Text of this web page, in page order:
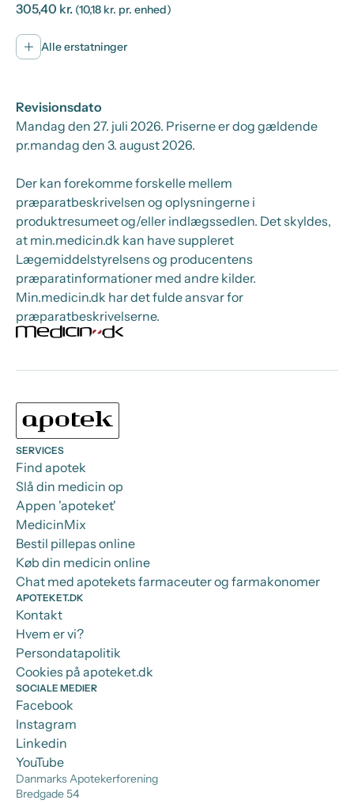
305,40 kr. (10,18 kr. pr. enhed)
Alle erstatninger
Revisionsdato
Mandag den 27. juli 2026. Priserne er dog gældende
pr.mandag den 3. august 2026.
Der kan forekomme forskelle mellem
præparatbeskrivelsen og oplysningerne i
produktresumeet og/eller indlægssedlen. Det skyldes,
at min.medicin.dk kan have suppleret
Lægemiddelstyrelsens og producentens
præparatinformationer med andre kilder.
Min.medicin.dk har det fulde ansvar for
præparatbeskrivelserne.
Danmarks Apotekerforening
Bredgade 54
SERVICES
Find apotek
Slå din medicin op
Appen 'apoteket'
MedicinMix
Bestil pillepas online
Køb din medicin online
Chat med apotekets farmaceuter og farmakonomer
APOTEKET.DK
Kontakt
Hvem er vi?
Persondatapolitik
Cookies på apoteket.dk
SOCIALE MEDIER
Facebook
Instagram
Linkedin
YouTube